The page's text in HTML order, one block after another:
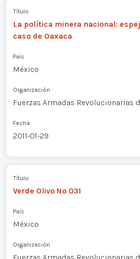
Título
La política minera nacional:
caso de Oaxaca
País
México
Organización
Fuerzas Armadas Revolucionarias
Fecha
2011-01-29
Título
Verde Olivo Nº 031
País
México
Organización